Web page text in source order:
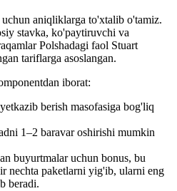
aniqliklarga to'xtalib o'tamiz.
stavka, ko'paytiruvchi va
Polshadagi faol Stuart
tariflarga asoslangan.
iborat:
berish masofasiga bog'liq
1–2 baravar oshirishi mumkin
buyurtmalar uchun bonus, bu
nechta paketlarni yig'ib, ularni eng
beradi.